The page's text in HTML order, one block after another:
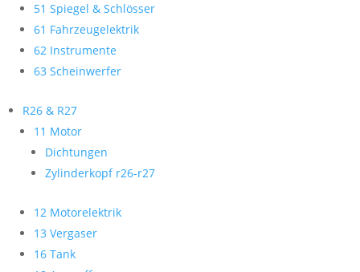
51 Spiegel & Schlösser
61 Fahrzeugelektrik
62 Instrumente
63 Scheinwerfer
R26 & R27
11 Motor
Dichtungen
Zylinderkopf r26-r27
12 Motorelektrik
13 Vergaser
16 Tank